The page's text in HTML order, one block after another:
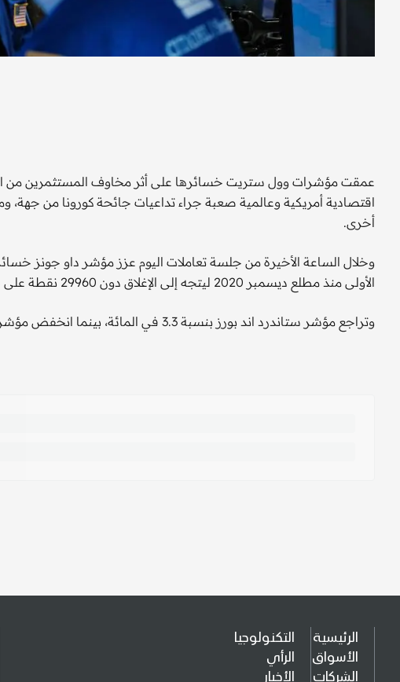
عمقت مؤشرات وول ستريت خسائرها على أثر مخاوف المستثمرين من
أخرى.
الأولى منذ مطلع ديسمبر 2020 ليتجه إلى الإغلاق دون 29960 نقطة على خسائر بنحو 2.3 في المائة.
وتراجع مؤشر ستاندرد اند بورز بنسبة 3.3 في المائة، بينما انخفض مؤشر ناسداك بنسبة 4.30 في المائة.
الرئيسية
الأسواق
الشركات
التكنولوجيا
الرأي
الأخبار